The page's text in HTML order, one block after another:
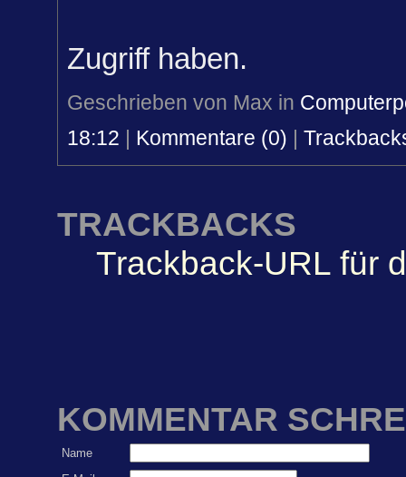
Zugriff haben.
Geschrieben von Max in
18:12 | Kommentare (0) |
TRACKBACKS
Trackback-URL für
KOMMENTAR
Name